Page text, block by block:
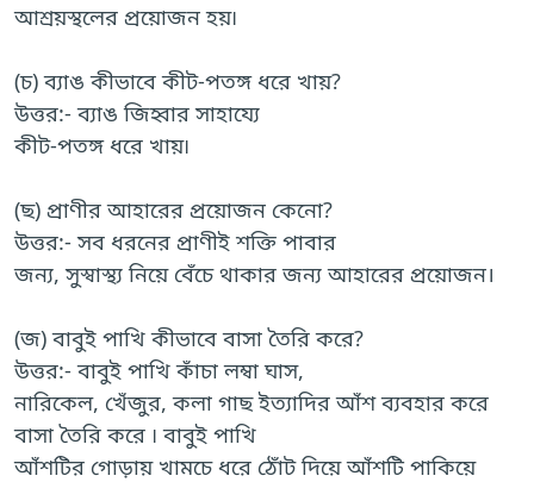
আশ্রয়স্থলের প্রয়োজন হয়৷
(চ) ব্যাঙ কীভাবে কীট-পতঙ্গ ধরে খায়?
উত্তর:- ব্যাঙ জিহ্বার সাহায্যে
কীট-পতঙ্গ ধরে খায়৷
(ছ) প্রাণীর আহারের প্রয়োজন কেনো?
উত্তর:- সব ধরনের প্রাণীই শক্তি পাবার
জন্য, সুস্বাস্থ্য নিয়ে বেঁচে থাকার জন্য আহারের প্রয়োজন।
(জ) বাবুই পাখি কীভাবে বাসা তৈরি করে?
উত্তর:- বাবুই পাখি কাঁচা লম্বা ঘাস,
নারিকেল, খেঁজুর, কলা গাছ ইত্যাদির আঁশ ব্যবহার করে
বাসা তৈরি করে ৷ বাবুই পাখি
আঁশটির গোড়ায় খামচে ধরে ঠোঁট দিয়ে আঁশটি পাকিয়ে